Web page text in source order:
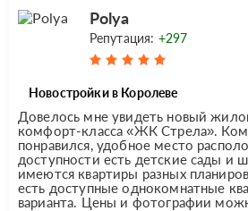
Polya
Репутация: +297
Новостройки в Королеве
Довелось мне увидеть новый
комфорт-класса «ЖК Стрела».
понравился, удобное место
доступности есть детские сады и
имеются квартиры разных
есть доступные однокомнатные
варианта. Цены и фотографии